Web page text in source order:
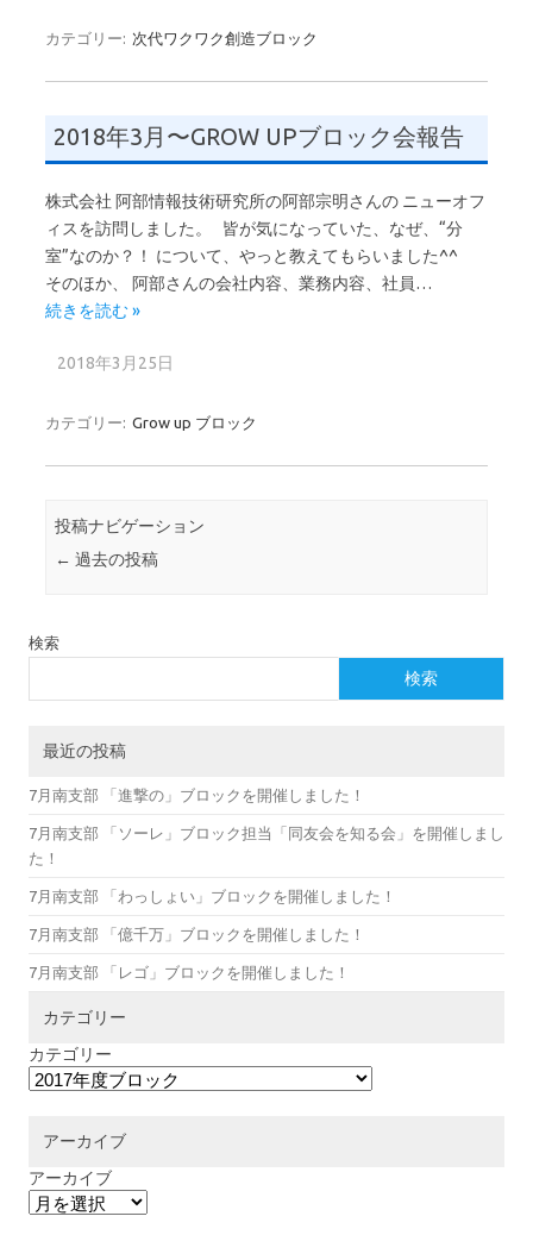
カテゴリー: 次代ワクワク創造ブロック
2018年3月〜GROW UPブロック会報告
株式会社 阿部情報技術研究所の阿部宗明さんの ニューオフ
ィスを訪問しました。 皆が気になっていた、なぜ、“分
室”なのか？！ について、やっと教えてもらいました^^
そのほか、 阿部さんの会社内容、業務内容、社員…
続きを読む »
2018年3月25日
カテゴリー: Grow up ブロック
投稿ナビゲーション
← 過去の投稿
検索
検索
最近の投稿
7月南支部 「進撃の」ブロックを開催しました！
7月南支部 「ソーレ」ブロック担当「同友会を知る会」を開催しまし
た！
7月南支部 「わっしょい」ブロックを開催しました！
7月南支部 「億千万」ブロックを開催しました！
7月南支部 「レゴ」ブロックを開催しました！
カテゴリー
カテゴリー
アーカイブ
アーカイブ